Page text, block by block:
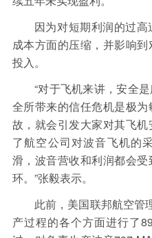
因为对短期利润的过
成本方面的压缩，并影响
投入。
“对于飞机来讲，安全
全所带来的信任危机是极
故，就会引发大家对其飞
了航空公司对波音飞机的
滑，波音营收和利润都会
环。”张毅表示。
此前，美国联邦航空管
产过程的各个方面进行了